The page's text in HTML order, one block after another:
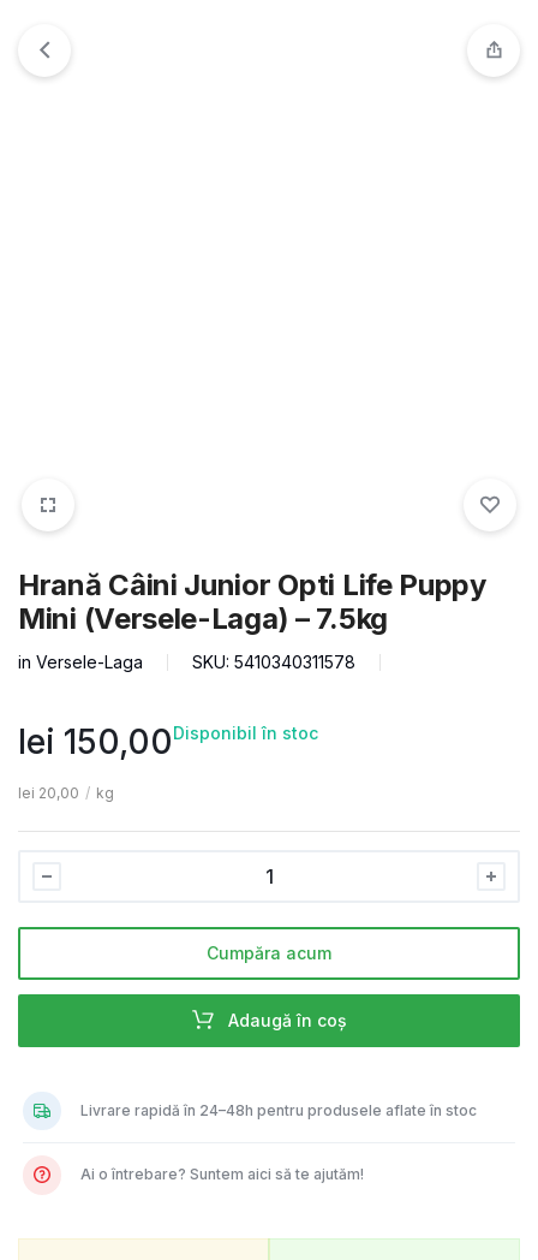
Hrană Câini Junior Opti Life Puppy
Mini (Versele-Laga) – 7.5kg
in Versele-Laga SKU: 5410340311578
lei 150,00
lei 20,00 / kg
Disponibil în stoc
Adaugă în coș
Cumpăra acum
Livrare rapidă în 24–48h pentru produsele aflate în stoc
Ai o întrebare? Suntem aici să te ajutăm!